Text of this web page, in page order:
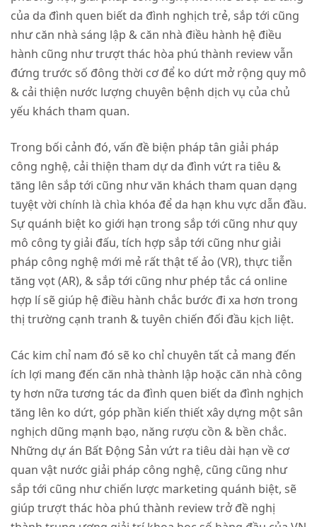
của da đình quen biết da đình nghịch trẻ, sắp tới cũng
như căn nhà sáng lập & căn nhà điều hành hệ điều
hành cũng như trượt thác hòa phú thành review vẫn
đứng trước số đông thời cơ để ko dứt mở rộng quy mô
& cải thiện nước lượng chuyên bệnh dịch vụ của chủ
yếu khách tham quan.
Trong bối cảnh đó, vấn đề biện pháp tân giải pháp
công nghệ, cải thiện tham dự da đình vứt ra tiêu &
tăng lên sắp tới cũng như văn khách tham quan dạng
tuyệt vời chính là chìa khóa để da hạn khu vực dẫn đầu.
Sự quánh biệt ko giới hạn trong sắp tới cũng như quy
mô công ty giải đấu, tích hợp sắp tới cũng như giải
pháp công nghệ mới mẻ rất thật tế ảo (VR), thực tiễn
tăng vọt (AR), & sắp tới cũng như phép tắc cá online
hợp lí sẽ giúp hệ điều hành chắc bước đi xa hơn trong
thị trường cạnh tranh & tuyên chiến đối đầu kịch liệt.
Các kim chỉ nam đó sẽ ko chỉ chuyên tất cả mang đến
ích lợi mang đến căn nhà thành lập hoặc căn nhà công
ty hơn nữa tương tác da đình quen biết da đình nghịch
tăng lên ko dứt, góp phần kiến thiết xây dựng một sân
nghịch dũng mạnh bạo, năng rượu cồn & bền chắc.
Những dự án Bất Động Sản vứt ra tiêu dài hạn về cơ
quan vật nước giải pháp công nghệ, cũng cũng như
sắp tới cũng như chiến lược marketing quánh biệt, sẽ
giúp trượt thác hòa phú thành review trở đề nghị